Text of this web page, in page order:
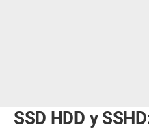
SSD HDD y